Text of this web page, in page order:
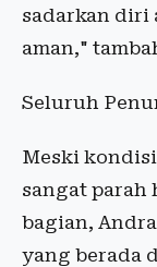
sadarkan diri
aman,"
Seluruh
Meski
sangat parah
bagian,
yang berada